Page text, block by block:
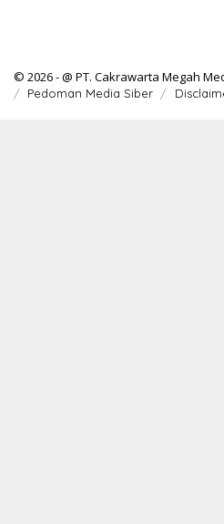
© 2026 - @ PT. Cakrawarta Megah
Pedoman Media Siber